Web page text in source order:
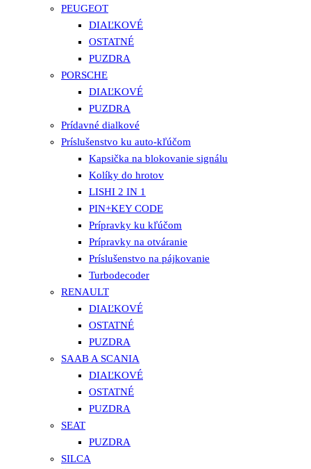
PEUGEOT
DIAĽKOVÉ
OSTATNÉ
PUZDRA
PORSCHE
DIAĽKOVÉ
PUZDRA
Prídavné dialkové
Príslušenstvo ku auto-kľúčom
Kapsička na blokovanie signálu
Kolíky do hrotov
LISHI 2 IN 1
PIN+KEY CODE
Prípravky ku kľúčom
Prípravky na otváranie
Príslušenstvo na pájkovanie
Turbodecoder
RENAULT
DIAĽKOVÉ
OSTATNÉ
PUZDRA
SAAB A SCANIA
DIAĽKOVÉ
OSTATNÉ
PUZDRA
SEAT
PUZDRA
SILCA